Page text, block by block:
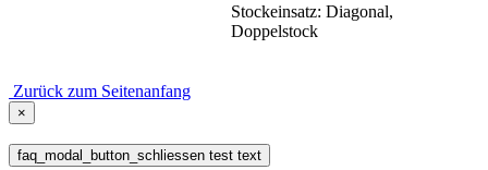
Stockeinsatz: Diagonal,
Doppelstock
Zurück zum Seitenanfang
×
faq_modal_button_schliessen test text